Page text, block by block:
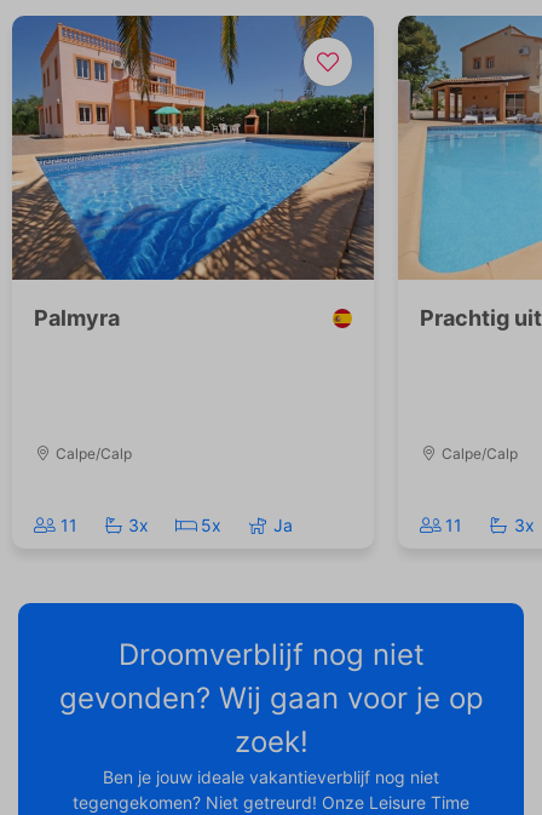
Palmyra
Calpe/Calp
11 3x 5x Ja
Prachtig
Calpe/Calp
11 3x
Droomverblijf nog niet
gevonden? Wij gaan voor je op
zoek!
Ben je jouw ideale vakantieverblijf nog niet
tegengekomen? Niet getreurd! Onze Leisure Time